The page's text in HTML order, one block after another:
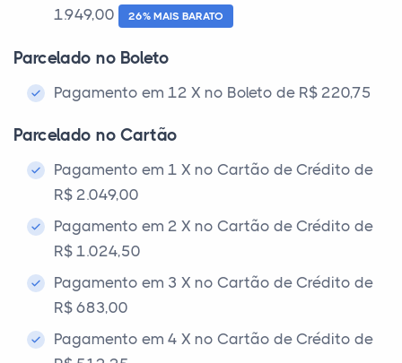
1.949,00
26% MAIS BARATO
Parcelado no Boleto
Pagamento em 12 X no Boleto de R$ 220,75
Parcelado no Cartão
Pagamento em 1 X no Cartão de Crédito de
R$ 2.049,00
Pagamento em 2 X no Cartão de Crédito de
R$ 1.024,50
Pagamento em 3 X no Cartão de Crédito de
R$ 683,00
Pagamento em 4 X no Cartão de Crédito de